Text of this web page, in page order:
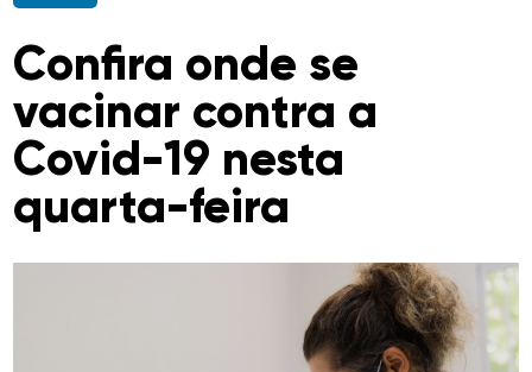
Confira onde se
vacinar contra a
Covid-19 nesta
quarta-feira